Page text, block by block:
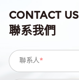
CONTACT US
聯系我們
聯系人 *